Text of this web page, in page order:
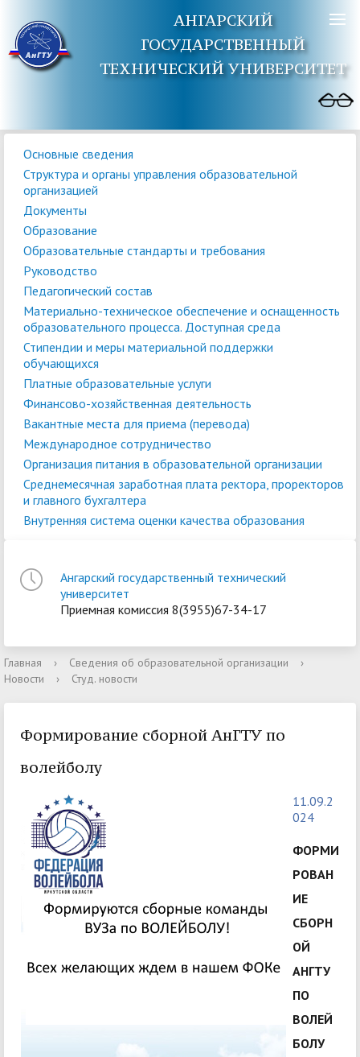
АНГАРСКИЙ
ГОСУДАРСТВЕННЫЙ
ТЕХНИЧЕСКИЙ УНИВЕРСИТЕТ
Основные сведения
Структура и органы управления образовательной
организацией
Документы
Образование
Образовательные стандарты и требования
Руководство
Педагогический состав
Материально-техническое обеспечение и оснащенность
образовательного процесса. Доступная среда
Стипендии и меры материальной поддержки
обучающихся
Платные образовательные услуги
Финансово-хозяйственная деятельность
Вакантные места для приема (перевода)
Международное сотрудничество
Организация питания в образовательной организации
Среднемесячная заработная плата ректора, проректоров
и главного бухгалтера
Внутренняя система оценки качества образования
Ангарский государственный технический
университет
Приемная комиссия 8(3955)67-34-17
Главная › Сведения об образовательной организации
›
Новости
› Студ. новости
Формирование сборной АнГТУ по
волейболу
11.09.2
024
ФОРМИ
РОВАН
ИЕ
СБОРН
ОЙ
АНГТУ
ПО
ВОЛЕЙ
БОЛУ